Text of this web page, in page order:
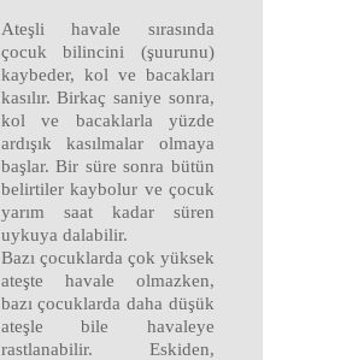
Ateşli havale sırasında
çocuk bilincini (şuurunu)
kaybeder, kol ve bacakları
kasılır. Birkaç saniye sonra,
kol ve bacaklarla yüzde
ardışık kasılmalar olmaya
başlar. Bir süre sonra bütün
belirtiler kaybolur ve çocuk
yarım saat kadar süren
uykuya dalabilir.
Bazı çocuklarda çok yüksek
ateşte havale olmazken,
bazı çocuklarda daha düşük
ateşle bile havaleye
rastlanabilir. Eskiden,